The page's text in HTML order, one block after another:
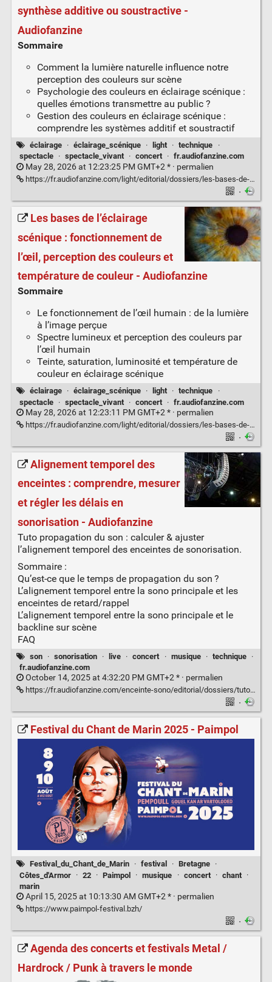
synthèse additive ou soustractive -
Audiofanzine
Sommaire
Comment la lumière naturelle influence notre
perception des couleurs sur scène
Psychologie des couleurs en éclairage scénique :
quelles émotions transmettre au public ?
Gestion des couleurs en éclairage scénique :
comprendre les systèmes additif et soustractif
éclairage · éclairage_scénique · light · technique
·
spectacle
· spectacle_vivant · concert · fr.audiofanzine.com
May 28, 2026 at 12:23:25 PM GMT+2 * · permalien
https://fr.audiofanzine.com/light/editorial/dossiers/les-bases-de-l-eclairage-perception-psychologie-et-gestion-des-couleur.html
·
Les bases de l’éclairage
scénique : fonctionnement de
l’œil, perception des couleurs et
température de couleur - Audiofanzine
Sommaire
Le fonctionnement de l’œil humain : de la lumière
à l’image perçue
Spectre lumineux et perception des couleurs par
l’œil humain
Teinte, saturation, luminosité et température de
couleur en éclairage scénique
éclairage · éclairage_scénique · light · technique
·
spectacle
· spectacle_vivant · concert · fr.audiofanzine.com
May 28, 2026 at 12:23:11 PM GMT+2 * · permalien
https://fr.audiofanzine.com/light/editorial/dossiers/les-bases-de-l-eclairage-il-lumiere-et-couleurs.html
·
Alignement temporel des
enceintes : comprendre, mesurer
et régler les délais en
sonorisation - Audiofanzine
Tuto propagation du son : calculer & ajuster
l’alignement temporel des enceintes de sonorisation.
Sommaire :
Qu’est-ce que le temps de propagation du son ?
L’alignement temporel entre la sono principale et les
enceintes de retard/rappel
L’alignement temporel entre la sono principale et le
backline sur scène
FAQ
son · sonorisation · live · concert · musique · technique
·
fr.audiofanzine.com
October 14, 2025 at 4:32:20 PM GMT+2 * · permalien
https://fr.audiofanzine.com/enceinte-sono/editorial/dossiers/tuto-propagation-du-son-calculer-ajuster-l-alignement-temporel-des-enceintes-de-sonorisation.html
·
Festival du Chant de Marin 2025 - Paimpol
Festival_du_Chant_de_Marin · festival · Bretagne ·
Côtes_d'Armor
· 22 · Paimpol · musique · concert · chant
·
marin
April 15, 2025 at 10:13:30 AM GMT+2 * · permalien
https://www.paimpol-festival.bzh/
·
Agenda des concerts et festivals Metal /
Hardrock / Punk à travers le monde